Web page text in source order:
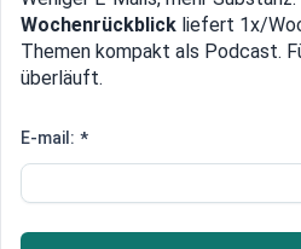
Edelmetalle DWN-
Notsignal wegen
erwartet
Wochenrückblick liefert 1x/
Themen kompakt als Podcast.
überläuft.
E-mail: *